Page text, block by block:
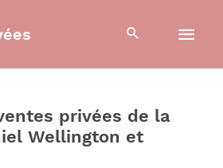
privées de la
Wellington et